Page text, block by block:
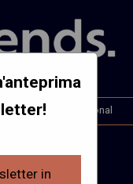
Mt. International
in